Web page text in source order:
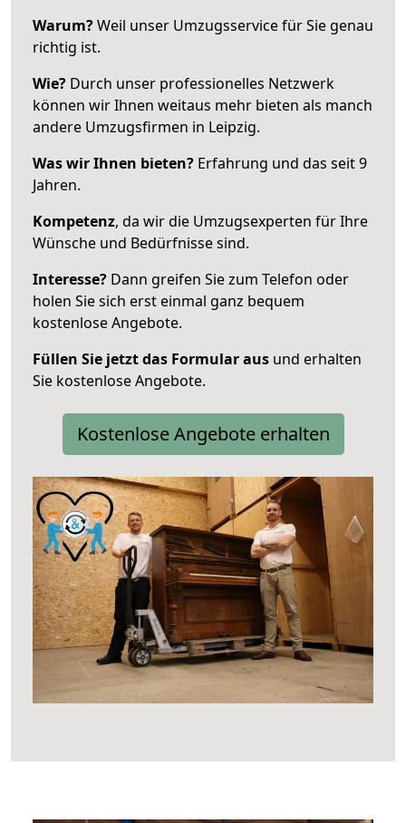
Warum?Weil unser Umzugsservice für Sie genau
richtig ist.
Wie? Durch unser professionelles Netzwerk
können wir Ihnen weitaus mehr bieten als manch
andere Umzugsfirmen in Leipzig.
Was wir Ihnen bieten? Erfahrung und das seit 9
Jahren.
Kompetenz, da wir die Umzugsexperten für Ihre
Wünsche und Bedürfnisse sind.
Interesse? Dann greifen Sie zum Telefon oder
holen Sie sich erst einmal ganz bequem
kostenlose Angebote.
Füllen Sie jetzt das Formular aus und erhalten
Sie kostenlose Angebote.
Kostenlose Angebote erhalten